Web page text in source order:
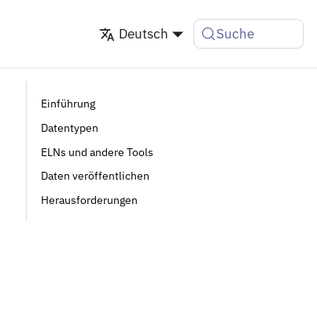
Deutsch Suche
Einführung
Datentypen
ELNs und andere Tools
Daten veröffentlichen
Herausforderungen